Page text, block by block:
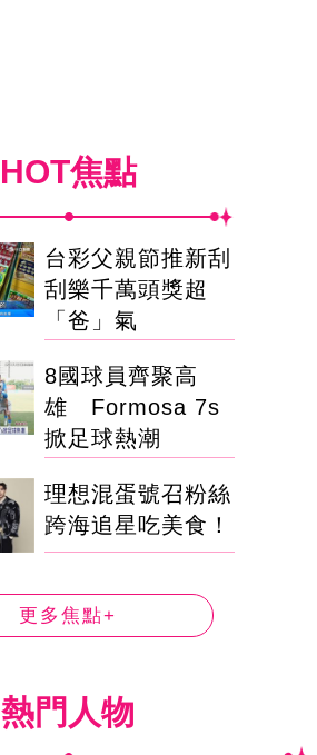
HOT焦點
台彩父親節推新刮
刮樂千萬頭獎超
「爸」氣
8國球員齊聚高
雄 Formosa 7s
掀足球熱潮
理想混蛋號召粉絲
跨海追星吃美食！
更多焦點+
熱門人物